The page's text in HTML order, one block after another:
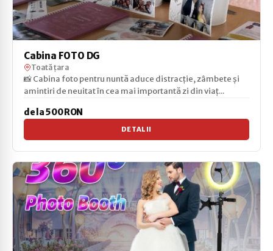
Cabina FOTO DG
Toată țara
📸 Cabina foto pentru nuntă aduce distracție, zâmbete și
amintiri de neuitat în cea mai importantă zi din viaț...
de la 500 RON
DETALII